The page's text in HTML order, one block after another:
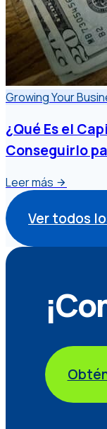
Growing Your
¿Qué Es el
Conseguirlo
Leer más
Ver todos